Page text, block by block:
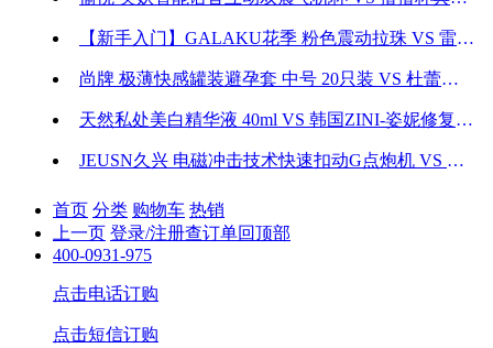
【新手入门】GALAKU花季 粉色震动拉珠 VS 雷霆 萌兔肛门塞后庭拉珠震动棒 多款可选
尚牌 极薄快感罐装避孕套 中号 20只装 VS 杜蕾斯 Love大胆爱吧避孕套 中号 3只装
天然私处美白精华液 40ml VS 韩国ZINI-姿妮修复液女私处粉嫩阴道去黑色素 35ml
JEUSN久兴 电磁冲击技术快速扣动G点炮机 VS 麦格 免手持神棍伸缩炮机
首页 分类 购物车 热销
上一页 登录/注册查订单回顶部
400-0931-975
点击电话订购
点击短信订购